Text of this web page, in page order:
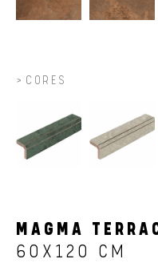
CORES
MAGMA
60X120 CM